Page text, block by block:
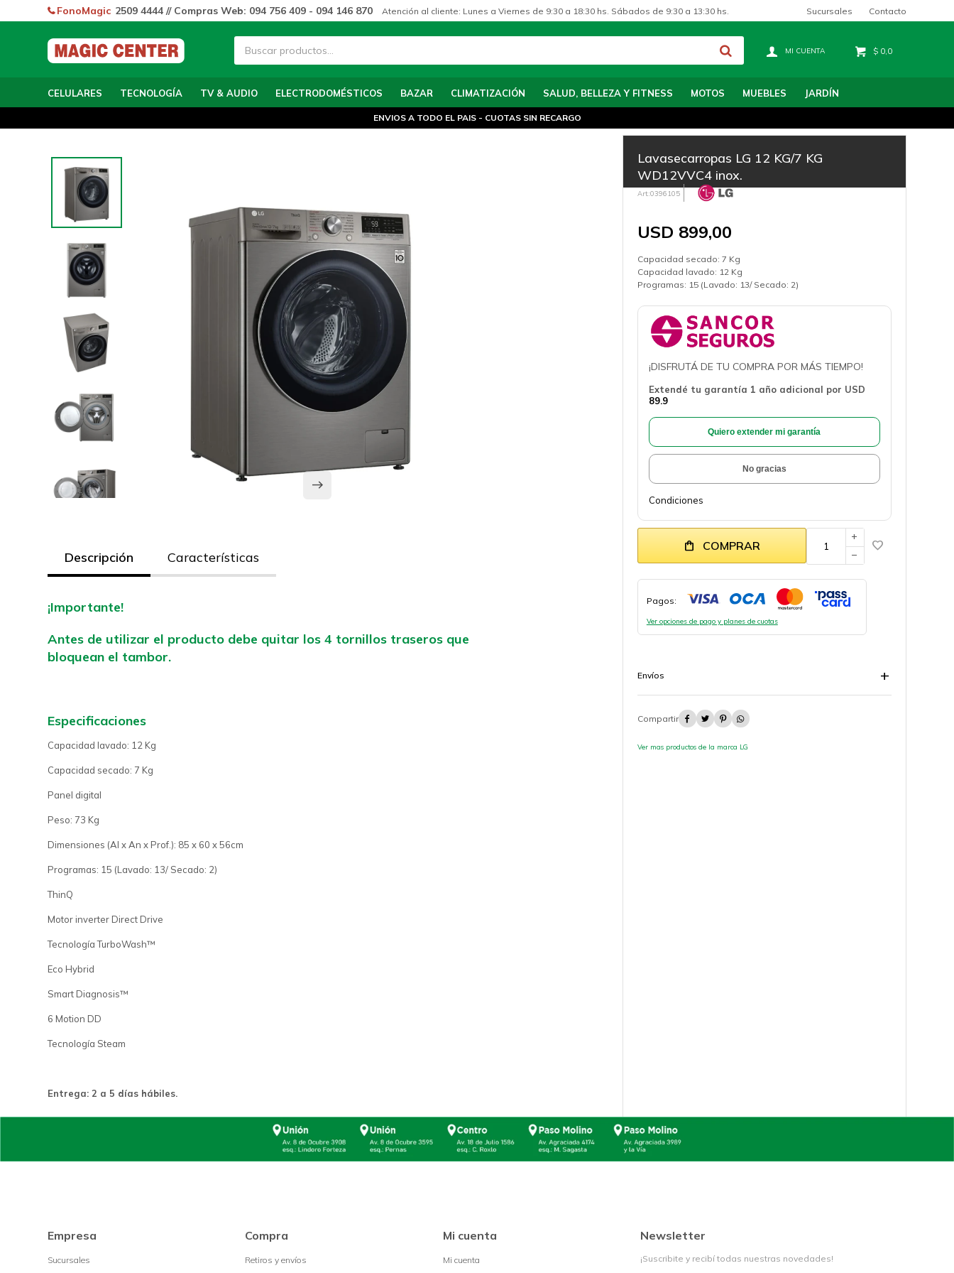
CELULARES TECNOLOGÍA TV & AUDIO ELECTRODOMÉSTICOS BAZAR CLIMATIZACIÓN SALUD, BELLEZA Y FITNESS MOTOS MUEBLES JARDÍN
$ 0,0
FonoMagic 2509 4444 // Compras Web: 094 756 409 - 094 146 870 Atención al cliente: Lunes a Viernes de 9:30 a 18:30 hs. Sábados de 9:30 a 13:30 hs. Sucursales Contacto
ENVIOS A TODO EL PAIS - CUOTAS SIN RECARGO
Lavasecarropas LG 12 KG/7 KG
WD12VVC4 inox.
0396105
USD 899,00
Capacidad secado: 7 Kg
Capacidad lavado: 12 Kg
Programas: 15 (Lavado: 13/ Secado: 2)
¡DISFRUTÁ DE TU COMPRA POR MÁS TIEMPO!
Extendé tu garantía 1 año adicional por USD
89.9
Quiero extender mi garantía
No gracias
Condiciones
COMPRAR
add
remove
Pagos:
Ver opciones de pago y planes de cuotas
Envíos
   
Ver mas productos de la marca LG
Descripción Características
¡Importante!
Antes de utilizar el producto debe quitar los 4 tornillos traseros que
bloquean el tambor.
Especificaciones
Capacidad lavado: 12 Kg
Capacidad secado: 7 Kg
Panel digital
Peso: 73 Kg
Dimensiones (Al x An x Prof.): 85 x 60 x 56cm
Programas: 15 (Lavado: 13/ Secado: 2)
ThinQ
Motor inverter Direct Drive
Tecnología TurboWash™
Eco Hybrid
Smart Diagnosis™
6 Motion DD
Tecnología Steam
Entrega: 2 a 5 días hábiles.
Empresa
Sucursales
Compra
Retiros y envíos
Mi cuenta
Mi cuenta
Newsletter
¡Suscribite y recibí todas nuestras novedades!